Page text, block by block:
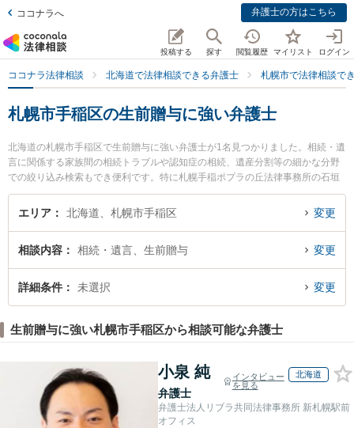
ココナラへ 弁護士の方はこちら
投稿する 探す 閲覧履歴 マイリスト ログイン
ココナラ法律相談 北海道で法律相談できる弁護士 札幌市で法律相談で
札幌市手稲区の生前贈与に強い弁護士
北海道の札幌市手稲区で生前贈与に強い弁護士が1名見つかりました。相続・遺
言に関係する家族間の相続トラブルや認知症の相続、遺産分割等の細かな分野
での絞り込み検索もでき便利です。特に札幌手稲ポプラの丘法律事務所の石垣
徹郎弁護士のプロフィール情報や弁護士費用、強みなどが注目されています。
『札幌市手稲区で土日や夜間に発生した生前贈与のトラブルを今すぐに弁護士
相談予約したい』などでお困りの相談者さんにおすすめです。
エリア 北海道、札幌市手稲区 変更
相談内容 相続・遺言、生前贈与 変更
詳細条件 未選択 変更
生前贈与に強い札幌市手稲区から相談可能な弁護士
小泉 純
弁護士
インタビュー
を見る
北海道
弁護士法人リブラ共同法律事務所 新札幌駅前
オフィス